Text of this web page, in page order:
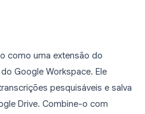
como uma extensão do
Google Workspace. Ele
pesquisáveis e salva
Drive. Combine-o com